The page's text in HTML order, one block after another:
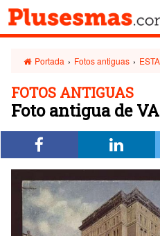
Portada › Fotos antiguas ›
FOTOS ANTIGUAS
Foto antigua de